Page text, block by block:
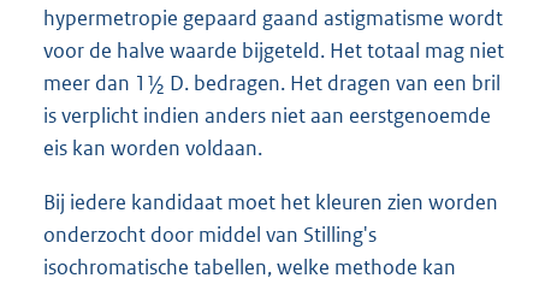
hypermetropie gepaard gaand astigmatisme wordt
voor de halve waarde bijgeteld. Het totaal mag niet
meer dan 1½ D. bedragen. Het dragen van een bril
is verplicht indien anders niet aan eerstgenoemde
eis kan worden voldaan.
Bij iedere kandidaat moet het kleuren zien worden
onderzocht door middel van Stilling's
isochromatische tabellen, welke methode kan